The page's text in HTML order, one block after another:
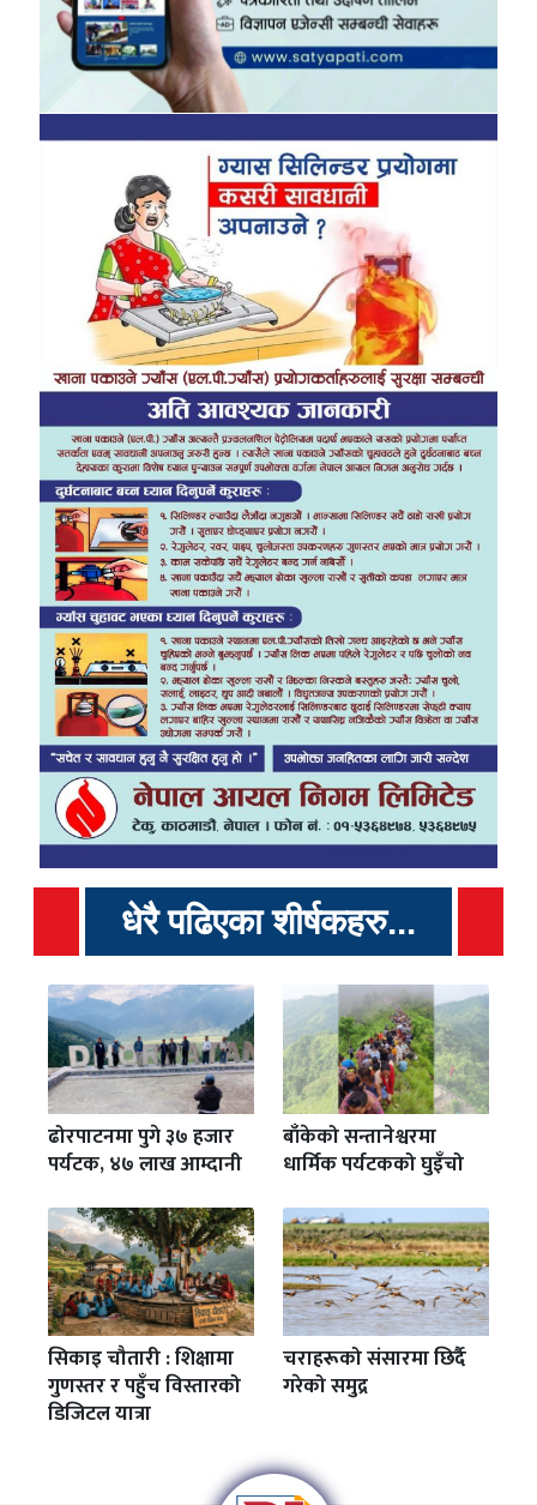
धेरै पढिएका शीर्षकहरु...
ढोरपाटनमा पुगे ३७ हजार
पर्यटक, ४७ लाख आम्दानी
बाँकेको सन्तानेश्वरमा
धार्मिक पर्यटकको घुइँचो
सिकाइ चौतारी : शिक्षामा
गुणस्तर र पहुँच विस्तारको
डिजिटल यात्रा
चराहरूको संसारमा छिर्दै
गरेको समुद्र